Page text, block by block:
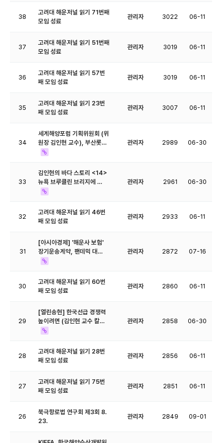
38
고려대 해운저널 읽기 71번째
모임 성료
관리자 3022 06-11
37
고려대 해운저널 읽기 51번째
모임 성료
관리자 3019 06-11
36
고려대 해운저널 읽기 57번
째 모임 성료
관리자 3019 06-11
35
고려대 해운저널 읽기 23번
째 모임 성료
관리자 3007 06-11
34
세계해양포럼 기획위원회 (위
원장 김인현 교수), 부산롯…
관리자 2989 06-30
33
김인현의 바다 스토리 <14>
뉴욕 브루클린 브리지에 …
관리자 2961 06-30
32
고려대 해운저널 읽기 46번
째 모임 성료
관리자 2933 06-11
31
[아시아경제] '해운사 보험'
장기운송계약, 팬데믹 대…
관리자 2872 07-16
30
고려대 해운저널 읽기 60번
째 모임 성료
관리자 2860 06-11
29
[열린송현] 한국선급 경쟁력
높이려면 (김인현 교수 칼…
관리자 2858 06-30
28
고려대 해운저널 읽기 28번
째 모임 성료
관리자 2856 06-11
27
고려대 해운저널 읽기 75번
째 모임 성료
관리자 2851 06-11
26
북극항로법 연구회 제3회 8.
23.
관리자 2849 09-01